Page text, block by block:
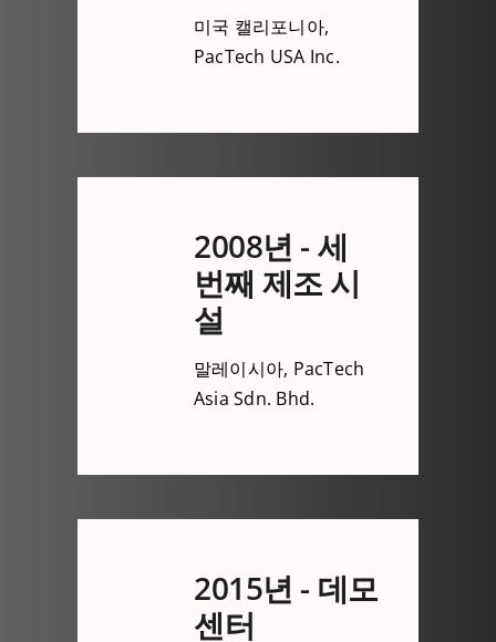
미국 캘리포니아,
PacTech USA Inc.
2008년 - 세
번째 제조 시
설
말레이시아, PacTech
Asia Sdn. Bhd.
2015년 - 데모
센터